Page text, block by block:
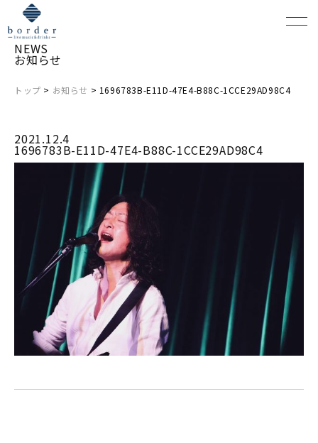
NEWS
お知らせ
トップ > お知らせ > 1696783B-E11D-47E4-B88C-1CCE29AD98C4
2021.12.4
1696783B-E11D-47E4-B88C-1CCE29AD98C4